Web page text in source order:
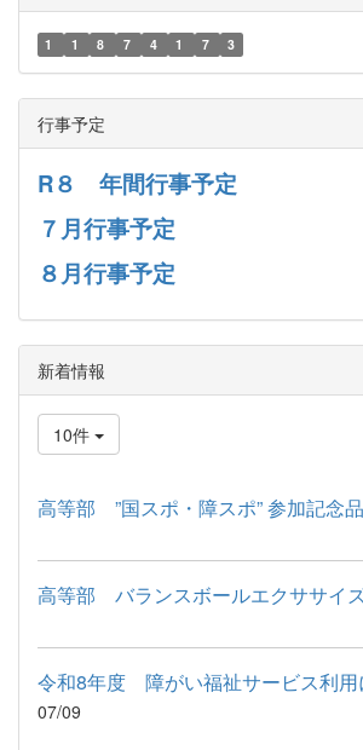
1 1 8 7 4 1 7 3
行事予定
R８ 年間行事予定
７月行事予定
８月行事予定
新着情報
10件
高等部 ”国スポ・障スポ” 参加記念
高等部 バランスボールエクササイ
07/09